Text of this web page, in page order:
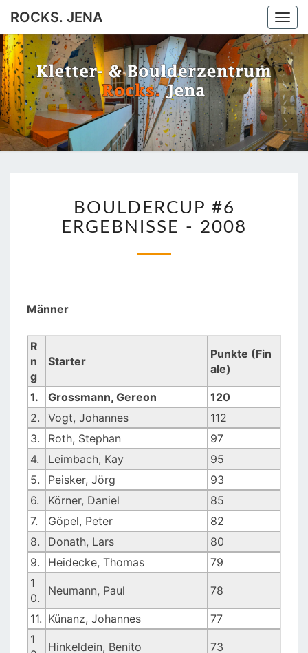
ROCKS. JENA
ROCKS.
JENA
Jena
#6
ERGEBNISSE
-
2008
BOULDERCUP #6
ERGEBNISSE - 2008
Männer
R
n
g
Starter
Punkte (Fin
ale)
1. Grossmann, Gereon
120
2.
Vogt, Johannes
112
3.
Roth, Stephan
97
4.
Leimbach, Kay
95
5.
Peisker, Jörg
93
6.
Körner, Daniel
85
7.
Göpel, Peter
82
8.
Donath, Lars
80
9.
Heidecke, Thomas
79
1
0.
Neumann, Paul 78
11. Künanz, Johannes
77
1
Hinkeldein, Benito 73